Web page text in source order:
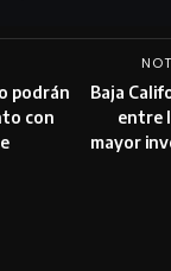
podrán
con
Baja
entre
mayor